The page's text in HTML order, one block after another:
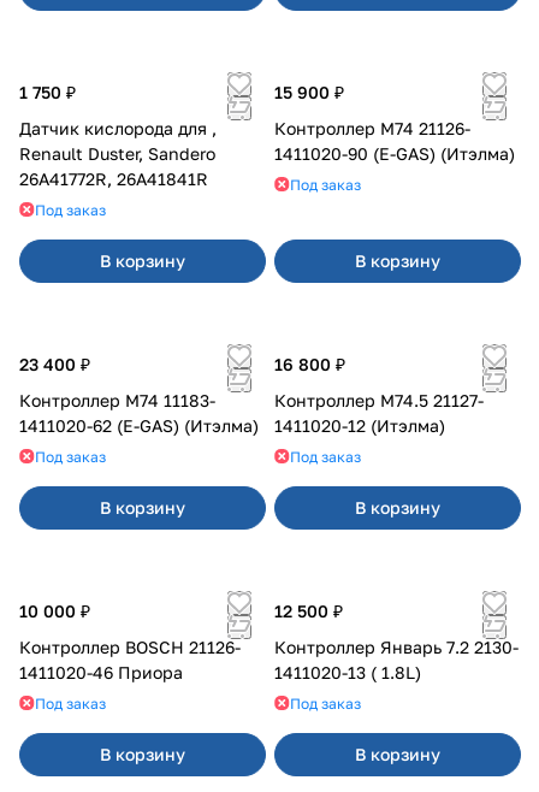
1 750 ₽
Датчик кислорода для ,
Renault Duster, Sandero
26A41772R, 26A41841R
Под заказ
В корзину
15 900 ₽
Контроллер М74 21126-
1411020-90 (E-GAS) (Итэлма)
Под заказ
В корзину
23 400 ₽
Контроллер М74 11183-
1411020-62 (E-GAS) (Итэлма)
Под заказ
В корзину
16 800 ₽
Контроллер М74.5 21127-
1411020-12 (Итэлма)
Под заказ
В корзину
10 000 ₽
Контроллер BOSCH 21126-
1411020-46 Приора
Под заказ
В корзину
12 500 ₽
Контроллер Январь 7.2 2130-
1411020-13 ( 1.8L)
Под заказ
В корзину